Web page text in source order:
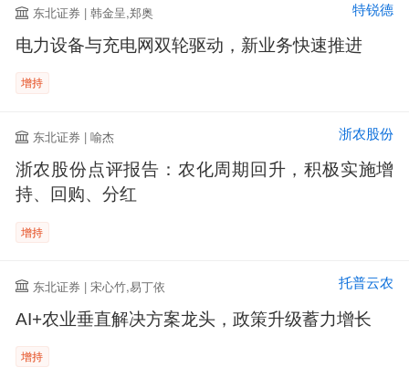
东北证券 | 韩金呈,郑奥 特锐德
电力设备与充电网双轮驱动，新业务快速推进
增持
东北证券 | 喻杰 浙农股份
浙农股份点评报告：农化周期回升，积极实施增
持、回购、分红
增持
东北证券 | 宋心竹,易丁依 托普云农
AI+农业垂直解决方案龙头，政策升级蓄力增长
增持